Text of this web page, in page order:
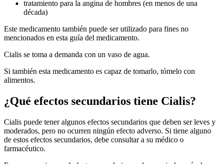
tratamiento para la angina de hombres (en menos de una
década)
Este medicamento también puede ser utilizado para fines no
mencionados en esta guía del medicamento.
Cialis se toma a demanda con un vaso de agua.
Si también esta medicamento es capaz de tomarlo, tómelo con
alimentos.
¿Qué efectos secundarios tiene Cialis?
Cialis puede tener algunos efectos secundarios que deben ser leves y
moderados, pero no ocurren ningún efecto adverso. Si tiene alguno
de estos efectos secundarios, debe consultar a su médico o
farmacéutico.